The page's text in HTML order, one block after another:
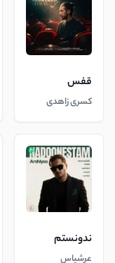
قفس
کسری زاهدی
ندونستم
عرشیاس